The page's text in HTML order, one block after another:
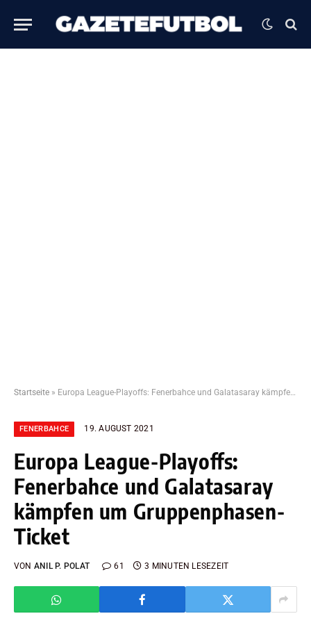
Startseite » Europa League-Playoffs: Fenerbahce und Galatasaray kämpfen um Gruppenphasen-Ticket
FENERBAHCE 19. AUGUST 2021
Europa League-Playoffs:
Fenerbahce und Galatasaray
kämpfen um Gruppenphasen-
Ticket
VON ANIL P. POLAT 61 3 MINUTEN LESEZEIT